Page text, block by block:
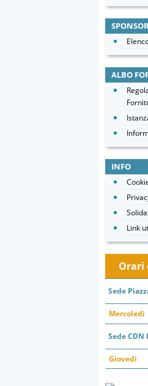
ALBO
INFO
Link
Orari
Sede
Mercoledì
Sede CDN
Giovedì